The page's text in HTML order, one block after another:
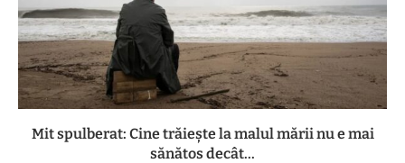
Mit spulberat: Cine trăiește la malul mării nu e mai
sănătos decât...